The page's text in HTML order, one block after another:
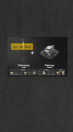
Set-Artikel